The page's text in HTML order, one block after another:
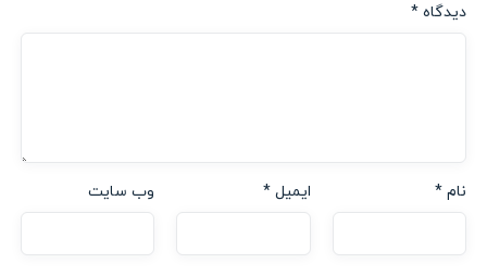
دیدگاه *
نام * ایمیل* وب‌ سایت